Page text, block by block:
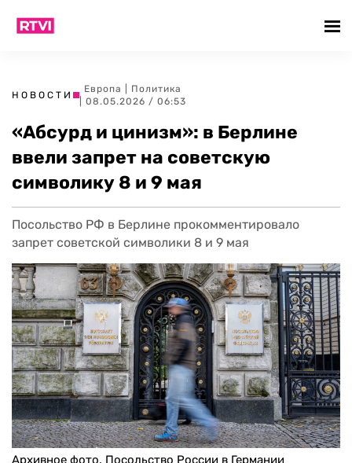
НОВОСТИ
Европа
Политика
| 08.05.2026 / 06:53
«Абсурд и цинизм»: в Берлине
ввели запрет на советскую
символику 8 и 9 мая
Посольство РФ в Берлине прокомментировало
запрет советской символики 8 и 9 мая
Архивное фото. Посольство России в Германии